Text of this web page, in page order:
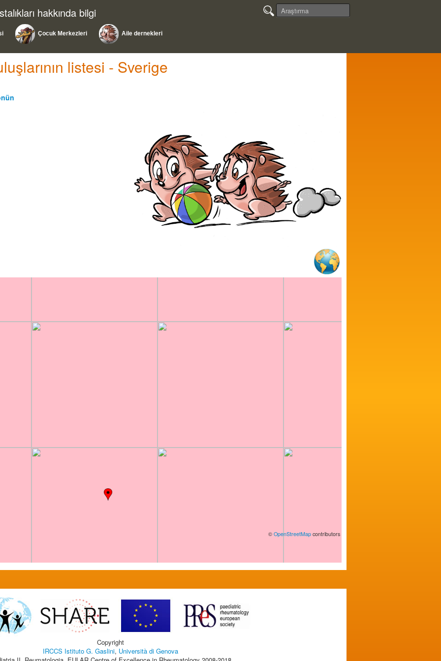
hakkında bilgi
Çocuk Merkezleri Aile dernekleri
listesi - Sverige
© OpenStreetMap contributors
Copyright
IRCCS Istituto G. Gaslini, Università di Genova